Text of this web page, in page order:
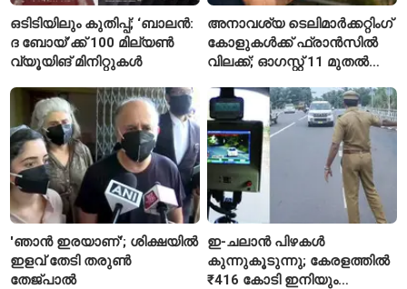
ഒടിടിയിലും കുതിപ്പ്; ‘ബാലൻ:
ദ ബോയ്’ക്ക് 100 മില്യൺ
വ്യൂയിങ് മിനിറ്റുകൾ
അനാവശ്യ ടെലിമാർക്കറ്റിംഗ്
കോളുകൾക്ക് ഫ്രാൻസിൽ
വിലക്ക്; ഓഗസ്റ്റ് 11 മുതൽ
'ഞാൻ ഇരയാണ്'; ശിക്ഷയിൽ
ഇളവ് തേടി തരുണ്‍
തേജ്പാൽ
ഇ-ചലാൻ പിഴകൾ
കുന്നുകൂടുന്നു; കേരളത്തിൽ
₹416 കോടി ഇനിയും